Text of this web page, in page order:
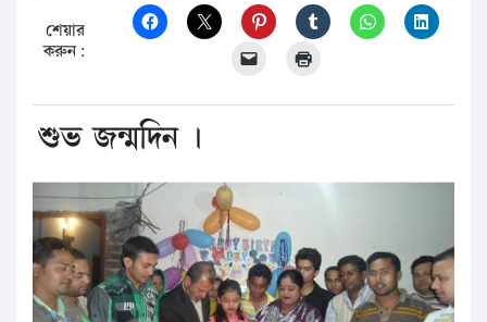
শেয়ার
করুন:
শুভ জন্মদিন ।